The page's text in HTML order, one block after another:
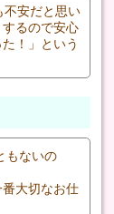
不安だと思い
るので安心
！」という
もないの
番大切なお仕